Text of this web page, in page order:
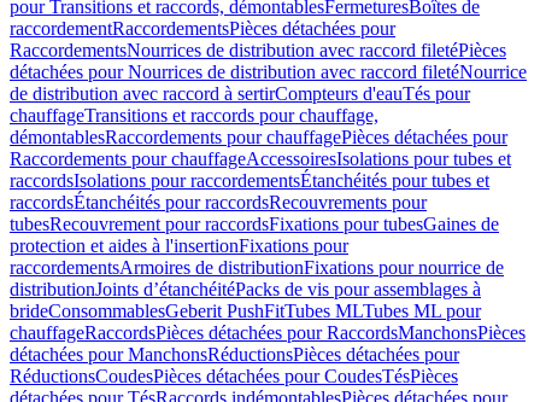
pour Transitions et raccords, démontablesFermeturesBoîtes de
raccordementRaccordementsPièces détachées pour
RaccordementsNourrices de distribution avec raccord filetéPièces
détachées pour Nourrices de distribution avec raccord filetéNourrice
de distribution avec raccord à sertirCompteurs d'eauTés pour
chauffageTransitions et raccords pour chauffage,
démontablesRaccordements pour chauffagePièces détachées pour
Raccordements pour chauffageAccessoiresIsolations pour tubes et
raccordsIsolations pour raccordementsÉtanchéités pour tubes et
raccordsÉtanchéités pour raccordsRecouvrements pour
tubesRecouvrement pour raccordsFixations pour tubesGaines de
protection et aides à l'insertionFixations pour
raccordementsArmoires de distributionFixations pour nourrice de
distributionJoints d’étanchéitéPacks de vis pour assemblages à
brideConsommablesGeberit PushFitTubes MLTubes ML pour
chauffageRaccordsPièces détachées pour RaccordsManchonsPièces
détachées pour ManchonsRéductionsPièces détachées pour
RéductionsCoudesPièces détachées pour CoudesTésPièces
détachées pour TésRaccords indémontablesPièces détachées pour